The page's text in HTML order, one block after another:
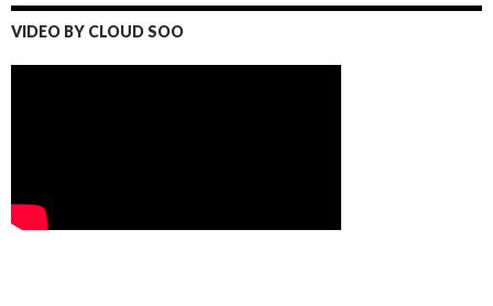
VIDEO BY CLOUD SOO